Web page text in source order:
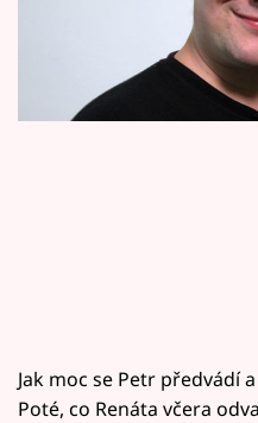
Sledujte prima+
Filmový festival
Sledujte nás
Jak moc se Petr předvádí
Poté, co Renáta včera